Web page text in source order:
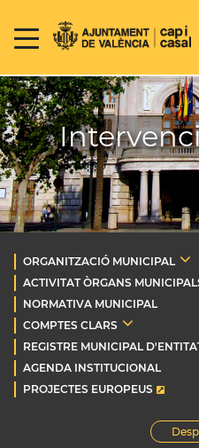
ORGANITZACIÓ MUNICIPAL
ACTIVITAT ÒRGANS
NORMATIVA MUNICIPAL
COMPTES CLARS
REGISTRE MUNICIPAL
AGENDA INSTITUCIONAL
PROJECTES EUROPEUS